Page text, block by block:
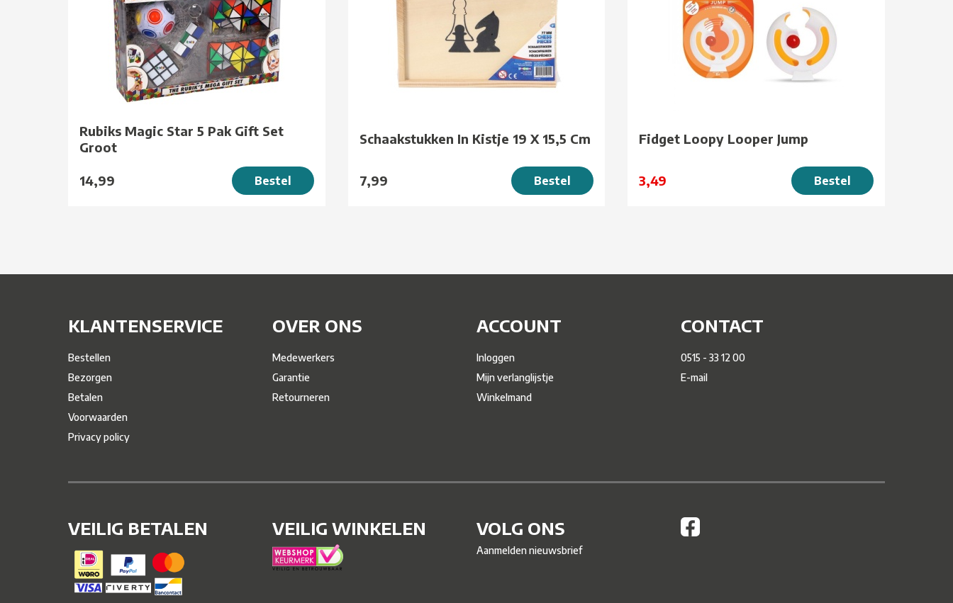
Rubiks Magic Star 5 Pak Gift Set
Groot
14,99 Bestel
Schaakstukken In Kistje 19 X 15,5 Cm
7,99 Bestel
Fidget Loopy Looper Jump
3,49 Bestel
KLANTENSERVICE
Bestellen
Bezorgen
Betalen
Voorwaarden
Privacy policy
OVER ONS
Medewerkers
Garantie
Retourneren
ACCOUNT
Inloggen
Mijn verlanglijstje
Winkelmand
CONTACT
0515 - 33 12 00
E-mail
VEILIG BETALEN VEILIG WINKELEN VOLG ONS
Aanmelden nieuwsbrief